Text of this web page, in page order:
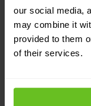
our social media,
may combine it
provided to them
of their services.
Architetti
-
progettano
sulle ultime
supporta il